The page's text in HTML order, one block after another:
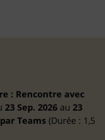
: Rencontre avec
23 Sep. 2026 au 23
par Teams (Durée : 1,5